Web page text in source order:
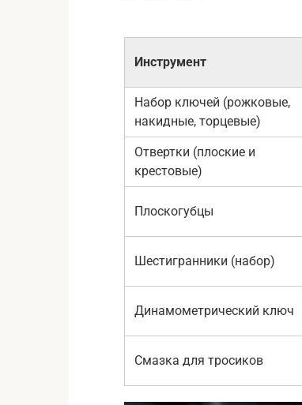
Инструмент
Набор ключей (рожковые,
накидные, торцевые)
Отвертки (плоские и
крестовые)
Плоскогубцы
Шестигранники (набор)
Динамометрический ключ
Смазка для тросиков